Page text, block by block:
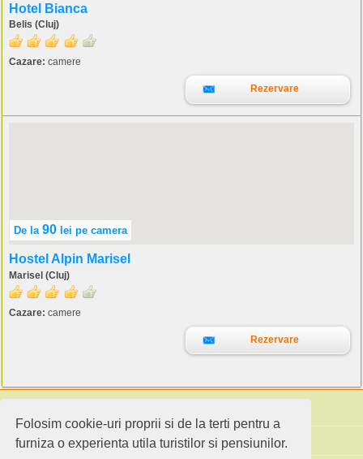
Folosim cookie-uri proprii si de la terti pentru a
furniza o experienta utila turistilor si pensiunilor.
Hotel Bianca
Belis (Cluj)
Cazare: camere
Rezervare
De la 90 lei pe camera
Hostel Alpin Marisel
Marisel (Cluj)
Cazare: camere
Rezervare
Cauta pensiuni